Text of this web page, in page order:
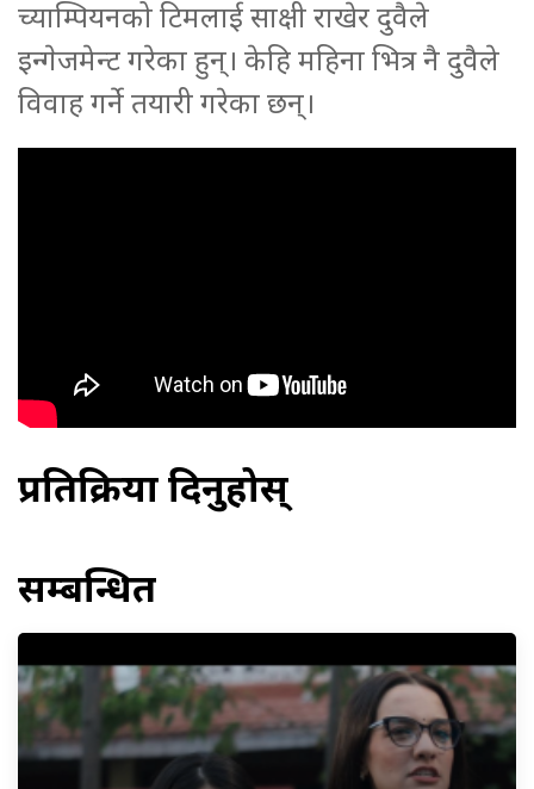
च्याम्पियनको टिमलाई साक्षी राखेर दुवैले
इन्गेजमेन्ट गरेका हुन्। केहि महिना भित्र नै दुवैले
विवाह गर्ने तयारी गरेका छन्।
प्रतिक्रिया दिनुहोस्
सम्बन्धित